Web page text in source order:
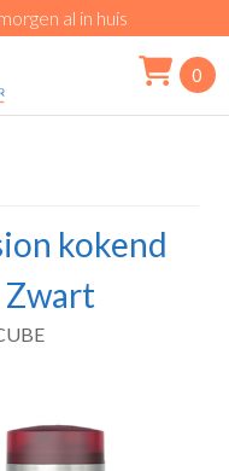
al in huis
0
kokend
Zwart